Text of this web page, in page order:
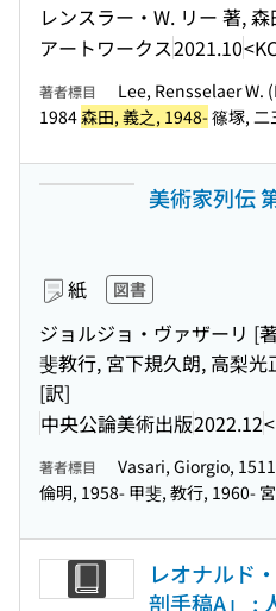
レンスラー・W. リー 著,
アートワークス2021.10
著者標目
Lee, Rensselaer W.
1984森田, 義之, 1948-篠塚, 二
美術家列伝
紙 図書
ジョルジョ・ヴァザーリ [
斐教行, 宮下規久朗, 高梨
[訳]
中央公論美術出版2022.12
著者標目 Vasari, Giorgio,
倫明, 1958- 甲斐, 教行, 1960-
レオナルド
剖手稿A」 :